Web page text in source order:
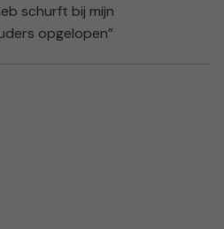
schurft bij mijn
opgelopen”